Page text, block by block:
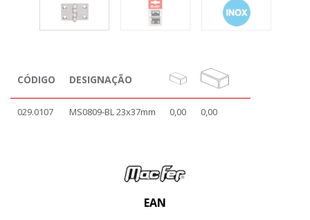
CÓDIGO DESIGNAÇÃO
029.0107 MS0809-BL 23x37mm 0,00 0,00
EAN